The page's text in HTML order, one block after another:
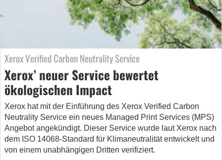
Xerox Verified Carbon Neutrality Service
Xerox’ neuer Service bewertet
ökologischen Impact
Xerox hat mit der Einführung des Xerox Verified Carbon
Neutrality Service ein neues Managed Print Services (MPS)
Angebot angekündigt. Dieser Service wurde laut Xerox nach
dem ISO 14068-Standard für Klimaneutralität entwickelt und
von einem unabhängigen Dritten verifiziert.